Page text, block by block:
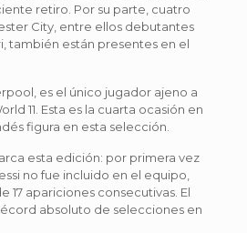
retiro. Por su parte, cuatro
City, entre ellos debutantes
también están presentes en el
es el único jugador ajeno a
11. Esta es la cuarta ocasión en
figura en esta selección.
esta edición: por primera vez
no fue incluido en el equipo,
17 apariciones consecutivas. El
absoluto de selecciones en